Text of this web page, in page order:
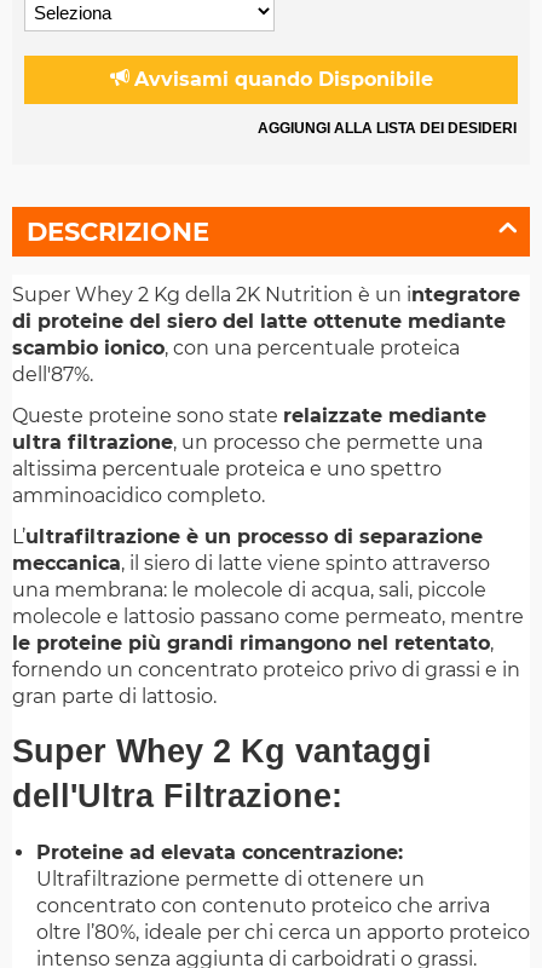
Avvisami quando Disponibile
AGGIUNGI ALLA LISTA DEI DESIDERI
DESCRIZIONE
Super Whey 2 Kg della 2K Nutrition è un integratore
di proteine del siero del latte ottenute mediante
scambio ionico, con una percentuale proteica
dell'87%.
Queste proteine sono state relaizzate mediante
ultra filtrazione, un processo che permette una
altissima percentuale proteica e uno spettro
amminoacidico completo.
L’ultrafiltrazione è un processo di separazione
meccanica, il siero di latte viene spinto attraverso
una membrana: le molecole di acqua, sali, piccole
molecole e lattosio passano come permeato, mentre
le proteine più grandi rimangono nel retentato,
fornendo un concentrato proteico privo di grassi e in
gran parte di lattosio.
Super Whey 2 Kg vantaggi
dell'Ultra Filtrazione:
Proteine ad elevata concentrazione:
Ultrafiltrazione permette di ottenere un
concentrato con contenuto proteico che arriva
oltre l’80%, ideale per chi cerca un apporto proteico
intenso senza aggiunta di carboidrati o grassi.